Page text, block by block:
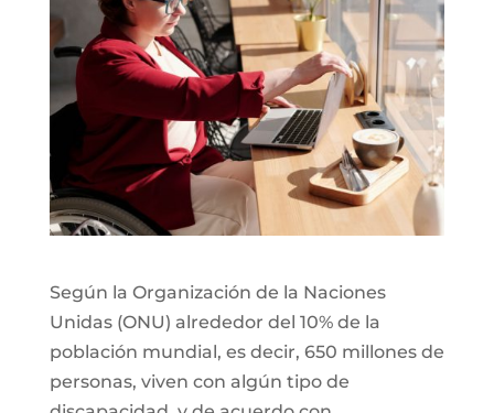
Según la Organización de la Naciones
Unidas (ONU) alrededor del 10% de la
población mundial, es decir, 650 millones de
personas, viven con algún tipo de